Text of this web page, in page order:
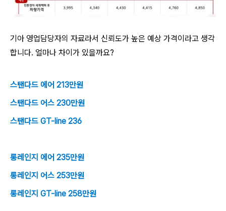
기아 영업담당자의 자료라서 신뢰도가 높은 예상 가격이라고 생각
합니다. 얼마나 차이가 있을까요?
스탠다드 에어 213만원
스탠다드 어스 230만원
스탠다드 GT-line 236
롱레인지 에어 235만원
롱레인지 어스 253만원
롱레인지 GT-line 258만원